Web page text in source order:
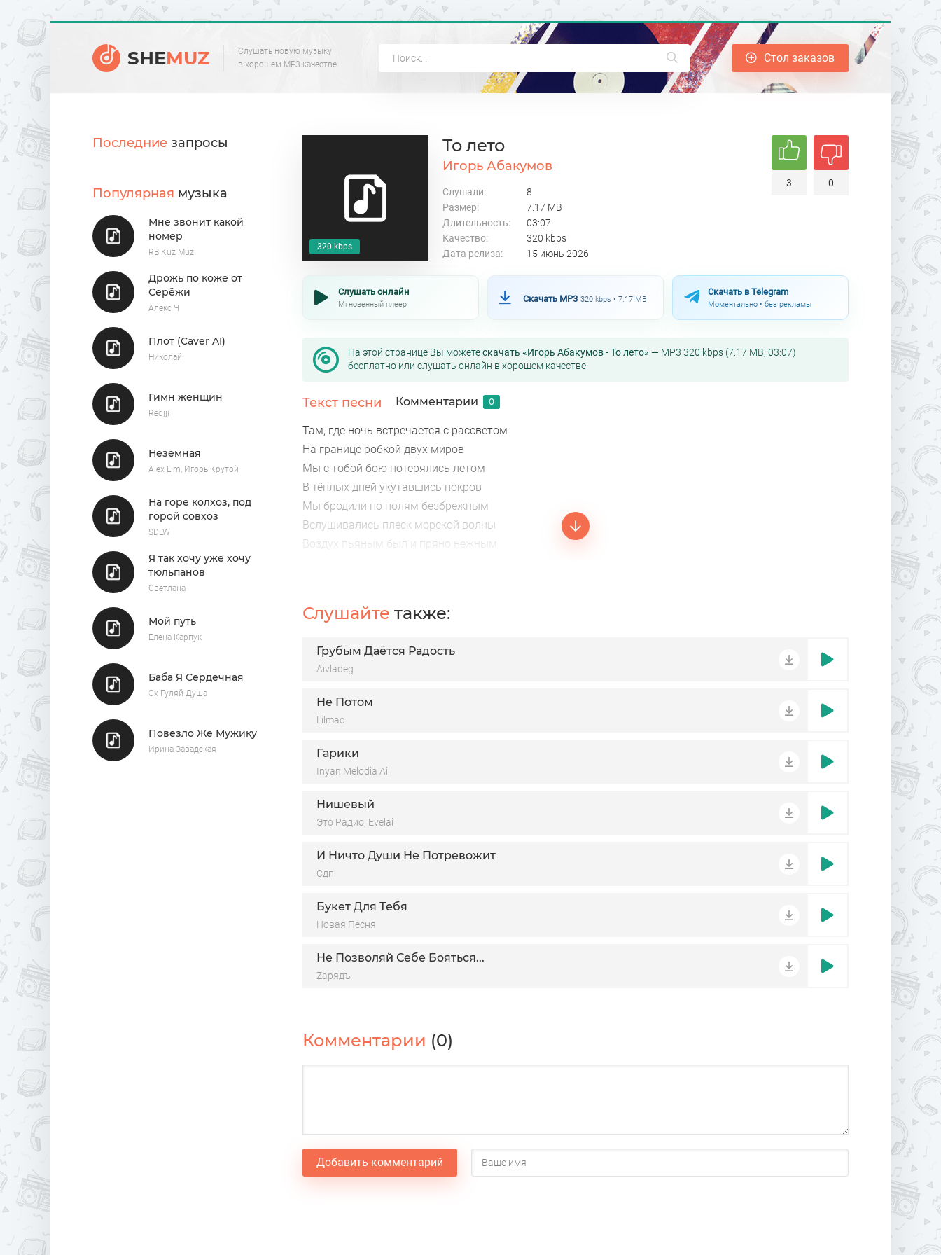
SHEMUZ
Слушать новую музыку
в хорошем MP3 качестве
Стол заказов
Последние запросы
Популярная музыка
Мне звонит какой
номер
RB Kuz Muz
Дрожь по коже от
Серёжи
Алекс Ч
Плот (Caver AI)
Николай
Гимн женщин
Redjji
Неземная
Alex Lim, Игорь Крутой
На горе колхоз, под
горой совхоз
SDLW
Я так хочу уже хочу
тюльпанов
Светлана
Мой путь
Елена Карпук
Баба Я Сердечная
Эх Гуляй Душа
Повезло Же Мужику
Ирина Завадская
320 kbps
То лето
Игорь Абакумов
Слушали:
8
Размер:
7.17 MB
Длительность:
03:07
Качество:
320 kbps
Дата релиза:
15 июнь 2026
3 0
Слушать онлайн
Мгновенный плеер
Скачать MP3 320 kbps • 7.17 MB
Скачать в Telegram
Моментально • без рекламы
На этой странице Вы можетескачать «Игорь Абакумов - То лето» — MP3 320 kbps (7.17 MB, 03:07)
бесплатно или слушать онлайн в хорошем качестве.
Текст песни Комментарии 0
Там, где ночь встречается с рассветом
На границе робкой двух миров
Мы с тобой бою потерялись летом
В тёплых дней укутавшись покров
Мы бродили по полям безбрежным
Вслушивались плеск морской волны
Воздух пьяным был и пряно нежным
Слушайте также:
Грубым Даётся Радость
Aivladeg
Не Потом
Lilmac
Гарики
Inyan Melodia Ai
Нишевый
Это Радио, Evelai
И Ничто Души Не Потревожит
Сдп
Букет Для Тебя
Новая Песня
Не Позволяй Себе Бояться...
Zарядъ
Комментарии (0)
Добавить комментарий